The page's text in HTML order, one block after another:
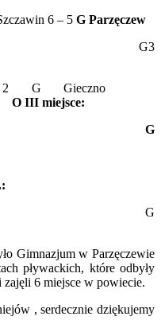
6 – 5 G Parzęczew
Gieczno G3
2 G Gieczno
O III miejsce:
2 ZgierzG
G2 Zgierz
Gieczno G
Gimnazjum w Parzęczewie
pływackich, które odbyły
zajęli 6 miejsce w powiecie.
, serdecznie dziękujemy